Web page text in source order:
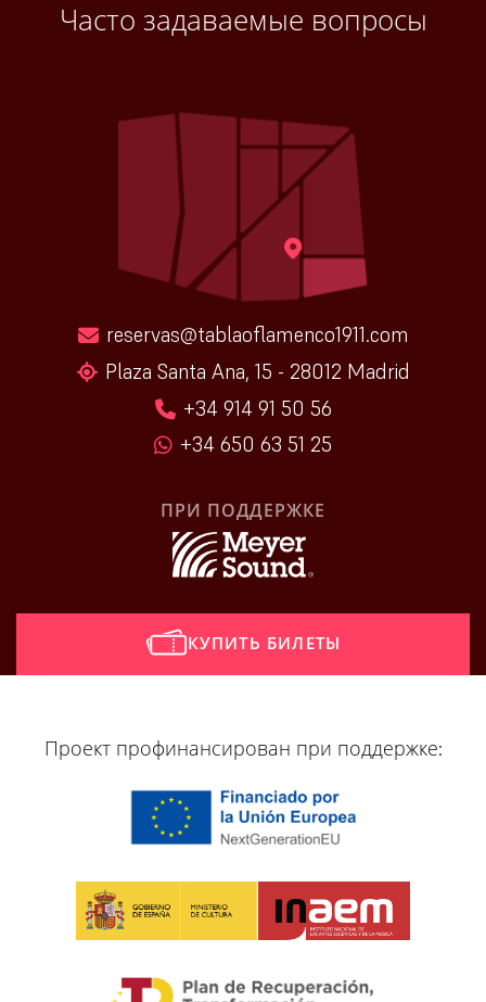
КУПИТЬ БИЛЕТЫ
Часто задаваемые вопросы
reservas@tablaoflamenco1911.com
Plaza Santa Ana, 15 - 28012 Madrid
+34 914 91 50 56
+34 650 63 51 25
ПРИ ПОДДЕРЖКЕ
Проект профинансирован при поддержке: